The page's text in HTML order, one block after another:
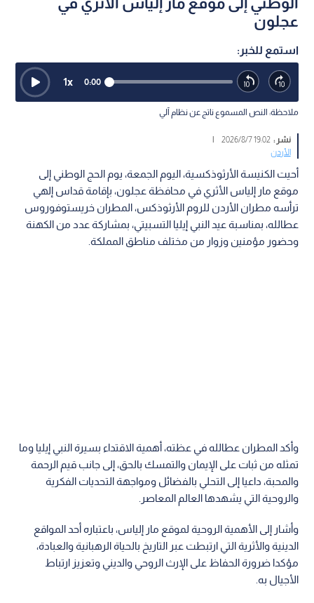
عجلون
استمع للخبر:
0:00
1x
ملاحظة: النص المسموع ناتج عن نظام آلي
نشر :19:02 2026/8/7
|
الأردن
أحيت الكنيسة الأرثوذكسية، اليوم الجمعة، يوم الحج الوطني إلى
موقع مار إلياس الأثري في محافظة عجلون، بإقامة قداس إلهي
ترأسه مطران الأردن للروم الأرثوذكس، المطران خريستوفوروس
عطالله، بمناسبة عيد النبي إيليا التسبيتي، بمشاركة عدد من الكهنة
وحضور مؤمنين وزوار من مختلف مناطق المملكة.
وأكد المطران عطالله في عظته، أهمية الاقتداء بسيرة النبي إيليا وما
تمثله من ثبات على الإيمان والتمسك بالحق، إلى جانب قيم الرحمة
والمحبة، داعيا إلى التحلي بالفضائل ومواجهة التحديات الفكرية
والروحية التي يشهدها العالم المعاصر.
وأشار إلى الأهمية الروحية لموقع مار إلياس، باعتباره أحد المواقع
الدينية والأثرية التي ارتبطت عبر التاريخ بالحياة الرهبانية والعبادة،
مؤكدا ضرورة الحفاظ على الإرث الروحي والديني وتعزيز ارتباط
الأجيال به.